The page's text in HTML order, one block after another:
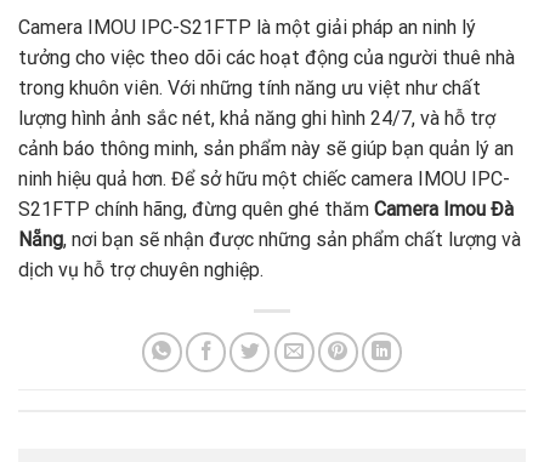
Camera IMOU IPC-S21FTP là một giải pháp an ninh lý
tưởng cho việc theo dõi các hoạt động của người thuê nhà
trong khuôn viên. Với những tính năng ưu việt như chất
lượng hình ảnh sắc nét, khả năng ghi hình 24/7, và hỗ trợ
cảnh báo thông minh, sản phẩm này sẽ giúp bạn quản lý an
ninh hiệu quả hơn. Để sở hữu một chiếc camera IMOU IPC-
S21FTP chính hãng, đừng quên ghé thăm Camera Imou Đà
Nẵng, nơi bạn sẽ nhận được những sản phẩm chất lượng và
dịch vụ hỗ trợ chuyên nghiệp.